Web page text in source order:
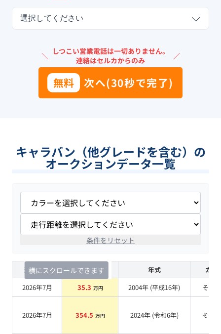
選択してください
＼ しつこい営業電話は一切ありません。
連絡はセルカからのみ
／
無料 次へ(30秒で完了)
キャラバン（他グレードを含む）の
オークションデータ一覧
条件をリセット
横にスクロールできます
査定時期 セルカ実績 年式
カラ
2026年7月
35.3 万円 2004年 (平成16年) その他
2026年7月 354.5 万円 2024年 (令和6年) その他